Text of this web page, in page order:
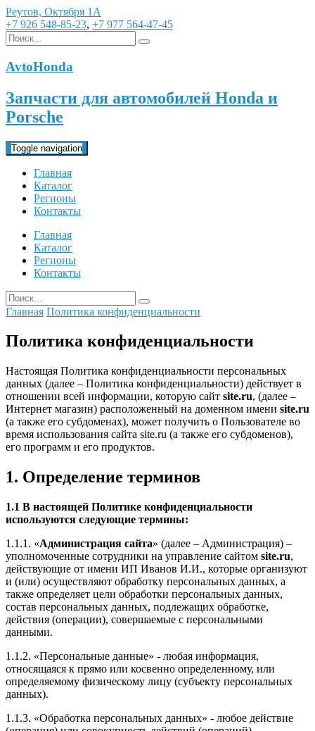
Реутов, Октября 1А
+7 926 548-85-23, +7 977 564-47-45
AvtoHonda
Запчасти для автомобилей Honda и
Porsche
Toggle navigation
Главная
Каталог
Регионы
Контакты
Главная
Каталог
Регионы
Контакты
Главная Политика конфиденциальности
Политика конфиденциальности
Настоящая Политика конфиденциальности персональных
данных (далее – Политика конфиденциальности) действует в
отношении всей информации, которую сайт site.ru, (далее –
Интернет магазин) расположенный на доменном имени site.ru
(а также его субдоменах), может получить о Пользователе во
время использования сайта site.ru (а также его субдоменов),
его программ и его продуктов.
1. Определение терминов
1.1 В настоящей Политике конфиденциальности
используются следующие термины:
1.1.1. «Администрация сайта» (далее – Администрация) –
уполномоченные сотрудники на управление сайтом site.ru,
действующие от имени ИП Иванов И.И., которые организуют
и (или) осуществляют обработку персональных данных, а
также определяет цели обработки персональных данных,
состав персональных данных, подлежащих обработке,
действия (операции), совершаемые с персональными
данными.
1.1.2. «Персональные данные» - любая информация,
относящаяся к прямо или косвенно определенному, или
определяемому физическому лицу (субъекту персональных
данных).
1.1.3. «Обработка персональных данных» - любое действие